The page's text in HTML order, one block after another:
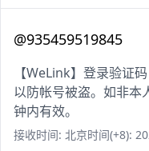
@935459519845
【WeLink】登录验证
以防帐号被盗。如非本
钟内有效。
接收时间: 北京时间(+8):